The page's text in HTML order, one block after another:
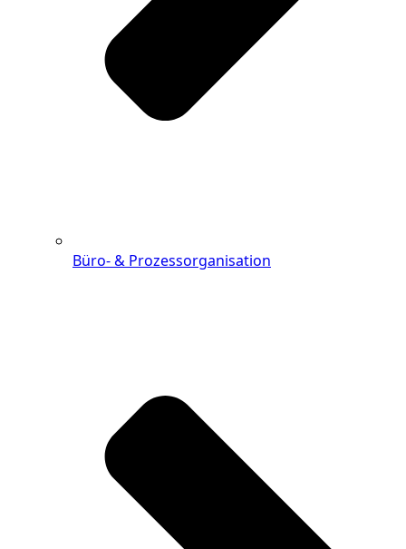
Büro- & Prozessorganisation